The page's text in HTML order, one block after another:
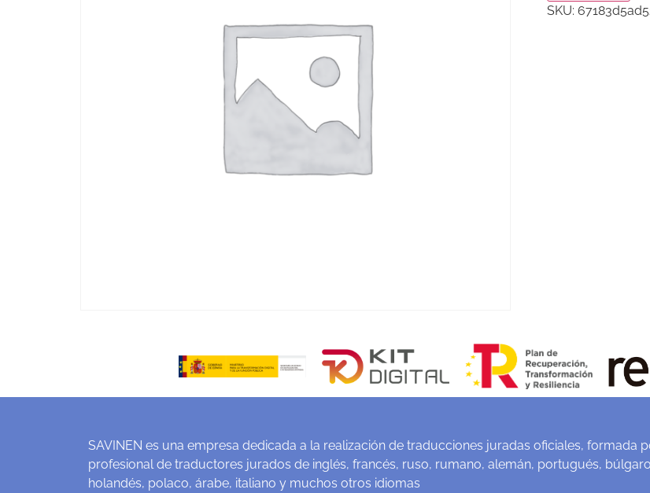
SKU:
SAVINEN es una empresa dedicada a la realización de traducciones juradas oficiales, formada
profesional de traductores jurados de inglés, francés, ruso, rumano, alemán, portugués,
holandés, polaco, árabe, italiano y muchos otros idiomas